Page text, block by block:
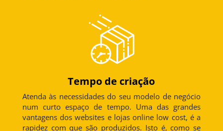
Tempo de criação
Atenda às necessidades do seu modelo de negócio
num curto espaço de tempo. Uma das grandes
vantagens dos websites e lojas online low cost, é a
rapidez com que são produzidos. Isto é, como se